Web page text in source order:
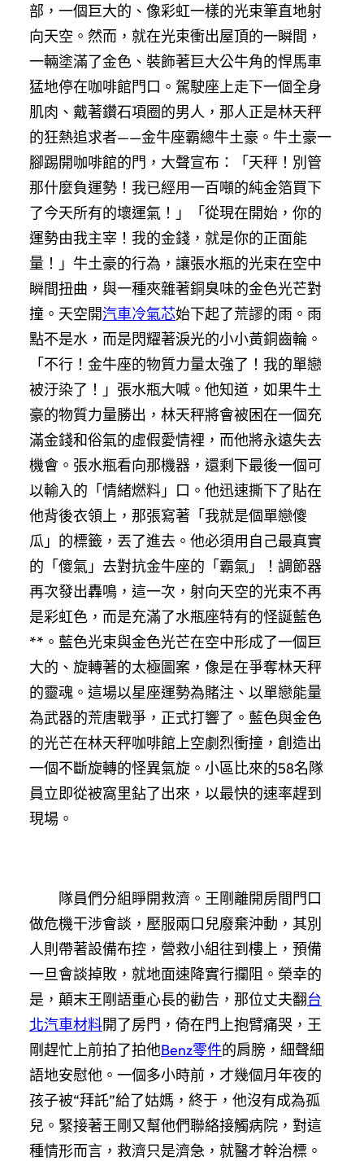
部，一個巨大的、像彩虹一樣的光束筆直地射
向天空。然而，就在光束衝出屋頂的一瞬間，
一輛塗滿了金色、裝飾著巨大公牛角的悍馬車
猛地停在咖啡館門口。駕駛座上走下一個全身
肌肉、戴著鑽石項圈的男人，那人正是林天秤
的狂熱追求者——金牛座霸總牛土豪。牛土豪一
腳踢開咖啡館的門，大聲宣布：「天秤！別管
那什麼負運勢！我已經用一百噸的純金箔買下
了今天所有的壞運氣！」「從現在開始，你的
運勢由我主宰！我的金錢，就是你的正面能
量！」牛土豪的行為，讓張水瓶的光束在空中
瞬間扭曲，與一種夾雜著銅臭味的金色光芒對
撞。天空開汽車冷氣芯始下起了荒謬的雨。雨
點不是水，而是閃耀著淚光的小小黃銅齒輪。
「不行！金牛座的物質力量太強了！我的單戀
被汙染了！」張水瓶大喊。他知道，如果牛土
豪的物質力量勝出，林天秤將會被困在一個充
滿金錢和俗氣的虛假愛情裡，而他將永遠失去
機會。張水瓶看向那機器，還剩下最後一個可
以輸入的「情緒燃料」口。他迅速撕下了貼在
他背後衣領上，那張寫著「我就是個單戀傻
瓜」的標籤，丟了進去。他必須用自己最真實
的「傻氣」去對抗金牛座的「霸氣」！調節器
再次發出轟鳴，這一次，射向天空的光束不再
是彩虹色，而是充滿了水瓶座特有的怪誕藍色
**。藍色光束與金色光芒在空中形成了一個巨
大的、旋轉著的太極圖案，像是在爭奪林天秤
的靈魂。這場以星座運勢為賭注、以單戀能量
為武器的荒唐戰爭，正式打響了。藍色與金色
的光芒在林天秤咖啡館上空劇烈衝撞，創造出
一個不斷旋轉的怪異氣旋。小區比來的58名隊
員立即從被窩里鉆了出來，以最快的速率趕到
現場。
隊員們分組睜開救濟。王剛離開房間門口
做危機干涉會談，壓服兩口兒廢棄沖動，其別
人則帶著設備布控，營救小組往到樓上，預備
一旦會談掉敗，就地面速降實行攔阻。榮幸的
是，顛末王剛語重心長的勸告，那位丈夫翻台
北汽車材料開了房門，倚在門上抱臂痛哭，王
剛趕忙上前拍了拍他Benz零件的肩膀，細聲細
語地安慰他。一個多小時前，才幾個月年夜的
孩子被“拜託”給了姑媽，終于，他沒有成為孤
兒。緊接著王剛又幫他們聯絡接觸病院，對這
種情形而言，救濟只是濟急，就醫才幹治標。